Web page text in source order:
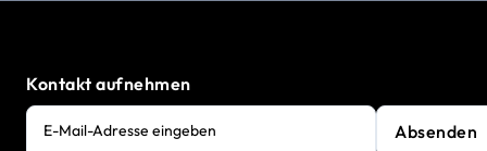
Kontakt aufnehmen
E-Mail-Adresse eingeben Absenden